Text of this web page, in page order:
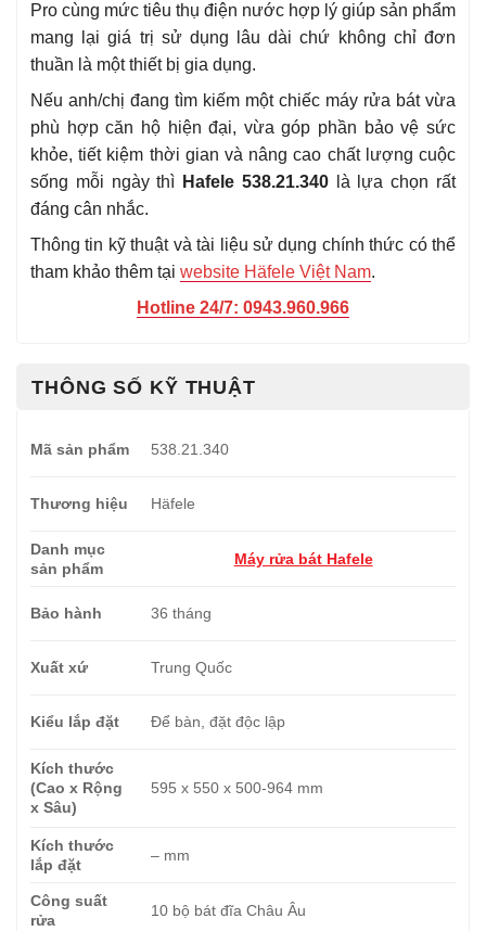
Pro cùng mức tiêu thụ điện nước hợp lý giúp sản phẩm
mang lại giá trị sử dụng lâu dài chứ không chỉ đơn
thuần là một thiết bị gia dụng.
Nếu anh/chị đang tìm kiếm một chiếc máy rửa bát vừa
phù hợp căn hộ hiện đại, vừa góp phần bảo vệ sức
khỏe, tiết kiệm thời gian và nâng cao chất lượng cuộc
sống mỗi ngày thì Hafele 538.21.340là lựa chọn rất
đáng cân nhắc.
Thông tin kỹ thuật và tài liệu sử dụng chính thức có thể
tham khảo thêm tại website Häfele Việt Nam.
Hotline 24/7: 0943.960.966
THÔNG SỐ KỸ THUẬT
Mã sản phẩm 538.21.340
Thương hiệu Häfele
Danh mục
sản phẩm
Máy rửa bát Hafele
Bảo hành 36 tháng
Xuất xứ Trung Quốc
Kiểu lắp đặt Để bàn, đặt độc lập
Kích thước
(Cao x Rộng
x Sâu)
595 x 550 x 500-964 mm
Kích thước
lắp đặt
– mm
Công suất
rửa
10 bộ bát đĩa Châu Âu